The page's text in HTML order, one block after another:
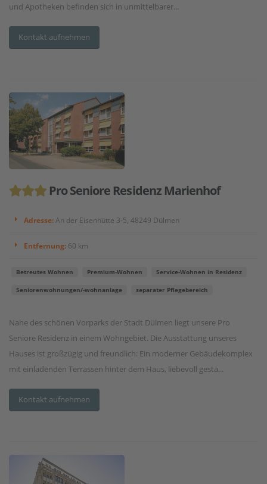
und Apotheken befinden sich in unmittelbarer...
Kontakt aufnehmen
Pro Seniore Residenz Marienhof
Adresse: An der Eisenhütte 3-5, 48249 Dülmen
Entfernung: 60 km
Betreutes Wohnen Premium-Wohnen Service-Wohnen in Residenz
Seniorenwohnungen/-wohnanlage separater Pflegebereich
Nahe des schönen Vorparks der Stadt Dülmen liegt unsere Pro
Seniore Residenz in einem Wohngebiet. Die Ausstattung unseres
Hauses ist großzügig und freundlich: Ein moderner Gebäudekomplex
mit einladenden Terrassen hinter dem Haus, liebevoll gesta...
Kontakt aufnehmen